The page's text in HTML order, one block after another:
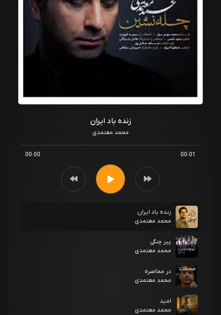
زنده باد ایران
محمد معتمدی
00:00 00:01
زنده باد ایران
محمد معتمدی
پیر چنگی
محمد معتمدی
در محاصره
محمد معتمدی
امید
محمد معتمدی